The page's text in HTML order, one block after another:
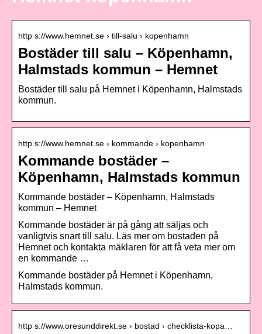
http s://www.hemnet.se › till-salu › kopenhamn
Bostäder till salu – Köpenhamn,
Halmstads kommun – Hemnet
Bostäder till salu på Hemnet i Köpenhamn, Halmstads
kommun.
http s://www.hemnet.se › kommande › kopenhamn
Kommande bostäder –
Köpenhamn, Halmstads kommun
Kommande bostäder – Köpenhamn, Halmstads
kommun – Hemnet
Kommande bostäder är på gång att säljas och
vanligtvis snart till salu. Läs mer om bostaden på
Hemnet och kontakta mäklaren för att få veta mer om
en kommande …
Kommande bostäder på Hemnet i Köpenhamn,
Halmstads kommun.
http s://www.oresunddirekt.se › bostad › checklista-kopa…